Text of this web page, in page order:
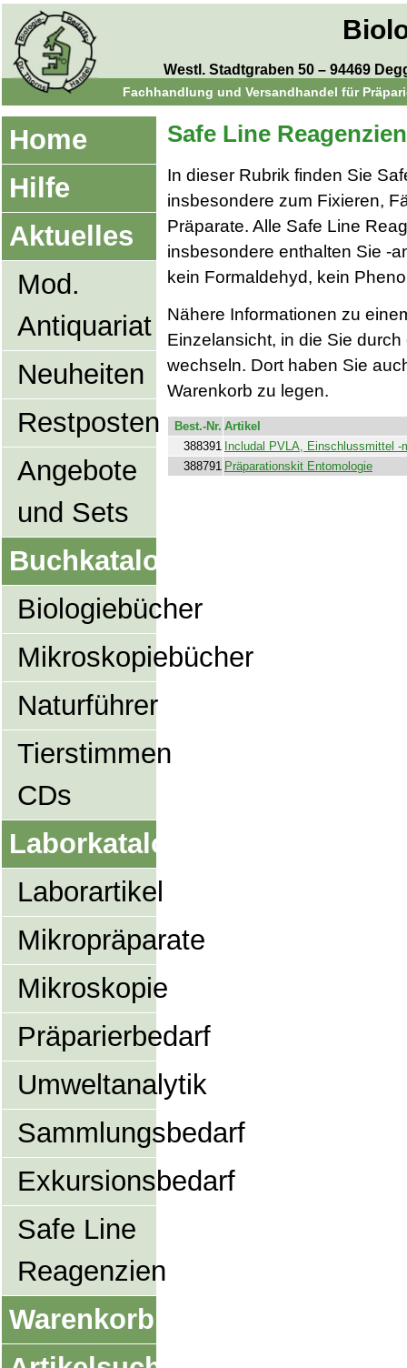
Westl. Stadtgraben 50 – 94469
Fachhandlung und Versandhandel für
Home
Hilfe
Aktuelles
Mod.
Antiquariat
Neuheiten
Restposten
Angebote
und Sets
Buchkatalog
Biologiebücher
Mikroskopiebücher
Naturführer
Tierstimmen
CDs
Laborkatalog
Laborartikel
Mikropräparate
Mikroskopie
Präparierbedarf
Umweltanalytik
Sammlungsbedarf
Exkursionsbedarf
Safe Line
Reagenzien
Warenkorb
Safe Line Reagenzien
In dieser Rubrik finden Sie
insbesondere zum Fixieren,
Präparate. Alle Safe Line
insbesondere enthalten Sie -
kein Formaldehyd, kein
Nähere Informationen zu
Einzelansicht, in die Sie
wechseln. Dort haben Sie
Warenkorb zu legen.
Best.-Nr. Artikel
388391
Includal PVLA, Einschlussmittel -
388791 Präparationskit Entomologie